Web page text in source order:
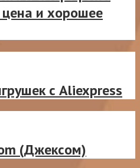
и хорошее
с Aliexpress
(Джексом)